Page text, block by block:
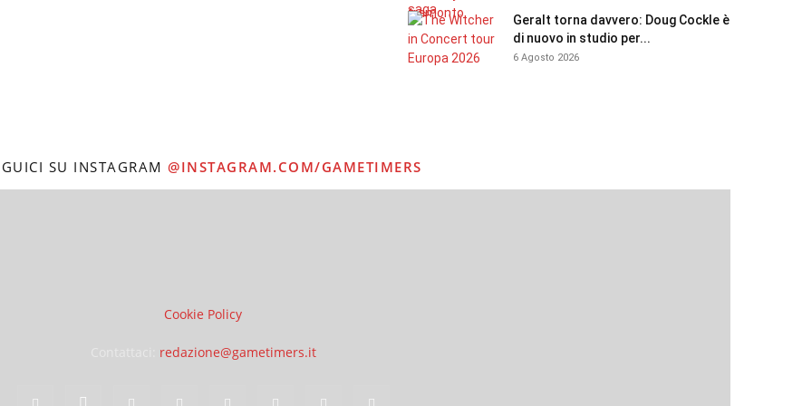
Geralt torna davvero: Doug Cockle è
di nuovo in studio per...
6 Agosto 2026
SU INSTAGRAM @INSTAGRAM.COM/GAMETIMERS
Cookie Policy
redazione@gametimers.it